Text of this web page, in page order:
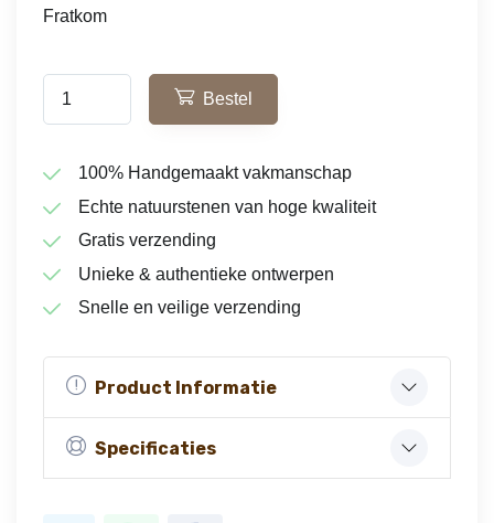
Fratkom
Bestel
100% Handgemaakt vakmanschap
Echte natuurstenen van hoge kwaliteit
Gratis verzending
Unieke & authentieke ontwerpen
Snelle en veilige verzending
Product Informatie
Specificaties